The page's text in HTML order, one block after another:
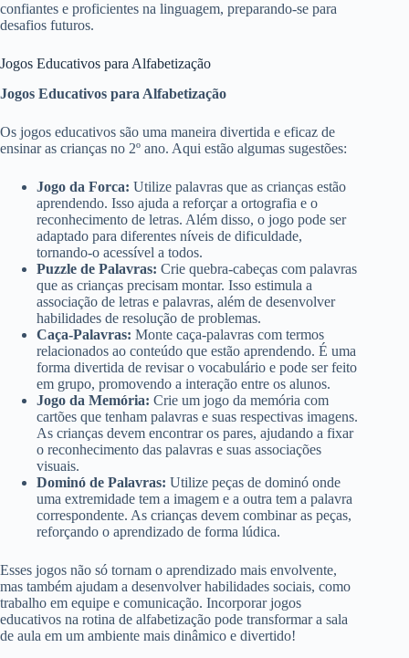
confiantes e proficientes na linguagem, preparando-se para
desafios futuros.
Jogos Educativos para Alfabetização
Jogos Educativos para Alfabetização
Os jogos educativos são uma maneira divertida e eficaz de
ensinar as crianças no 2º ano. Aqui estão algumas sugestões:
Jogo da Forca: Utilize palavras que as crianças estão
aprendendo. Isso ajuda a reforçar a ortografia e o
reconhecimento de letras. Além disso, o jogo pode ser
adaptado para diferentes níveis de dificuldade,
tornando-o acessível a todos.
Puzzle de Palavras: Crie quebra-cabeças com palavras
que as crianças precisam montar. Isso estimula a
associação de letras e palavras, além de desenvolver
habilidades de resolução de problemas.
Caça-Palavras: Monte caça-palavras com termos
relacionados ao conteúdo que estão aprendendo. É uma
forma divertida de revisar o vocabulário e pode ser feito
em grupo, promovendo a interação entre os alunos.
Jogo da Memória: Crie um jogo da memória com
cartões que tenham palavras e suas respectivas imagens.
As crianças devem encontrar os pares, ajudando a fixar
o reconhecimento das palavras e suas associações
visuais.
Dominó de Palavras: Utilize peças de dominó onde
uma extremidade tem a imagem e a outra tem a palavra
correspondente. As crianças devem combinar as peças,
reforçando o aprendizado de forma lúdica.
Esses jogos não só tornam o aprendizado mais envolvente,
mas também ajudam a desenvolver habilidades sociais, como
trabalho em equipe e comunicação. Incorporar jogos
educativos na rotina de alfabetização pode transformar a sala
de aula em um ambiente mais dinâmico e divertido!